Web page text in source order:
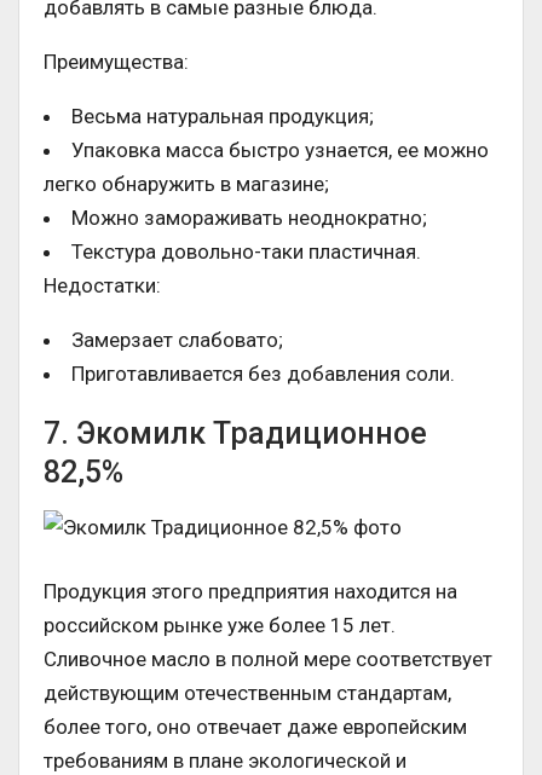
добавлять в самые разные блюда.
Преимущества:
Весьма натуральная продукция;
Упаковка масса быстро узнается, ее можно
легко обнаружить в магазине;
Можно замораживать неоднократно;
Текстура довольно-таки пластичная.
Недостатки:
Замерзает слабовато;
Приготавливается без добавления соли.
7. Экомилк Традиционное
82,5%
Продукция этого предприятия находится на
российском рынке уже более 15 лет.
Сливочное масло в полной мере соответствует
действующим отечественным стандартам,
более того, оно отвечает даже европейским
требованиям в плане экологической и